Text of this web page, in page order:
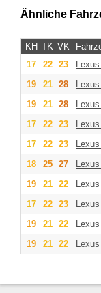
Ähnliche
KH TK VK
17
22 23 Lexus
19
21 28 Lexus
19
21 28 Lexus
17
22 23 Lexus
17
22 23 Lexus
18
25 27 Lexus
19
21 22 Lexus
17
22 23 Lexus
19
21 22 Lexus
19
21 22 Lexus